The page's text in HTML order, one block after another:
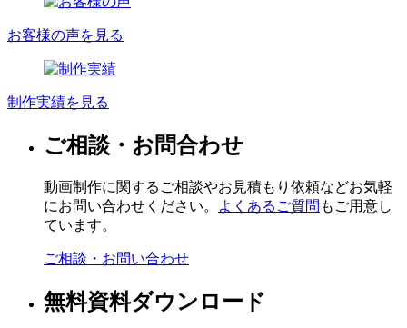
お客様の声を見る
制作実績を見る
ご相談・お問合わせ
動画制作に関するご相談やお見積もり依頼などお気軽
にお問い合わせください。
よくあるご質問 もご用意し
ています。
ご相談・お問い合わせ
無料資料ダウンロード